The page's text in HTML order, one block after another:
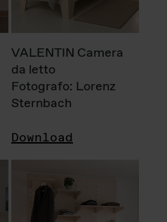
VALENTIN Camera
da letto
Fotografo: Lorenz
Sternbach
Download